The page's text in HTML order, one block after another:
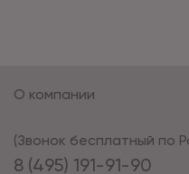
8 (495) 191-91-90
(Звонок бесплатный по
О компании